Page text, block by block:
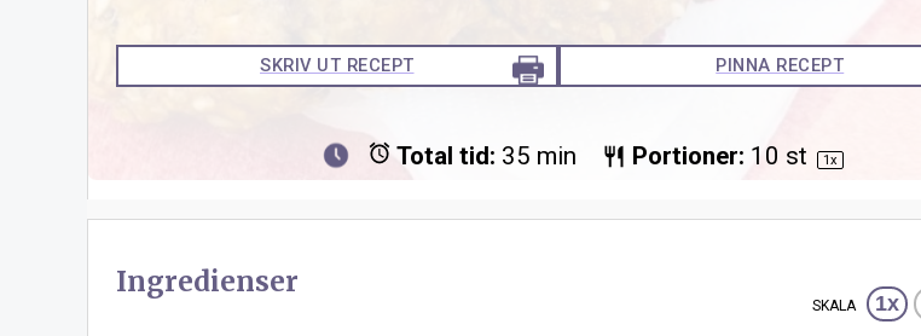
SKRIV UT RECEPT PINNA RECEPT
Total tid: 35 min Portioner: 10 st 1x
Ingredienser
SKALA 1x